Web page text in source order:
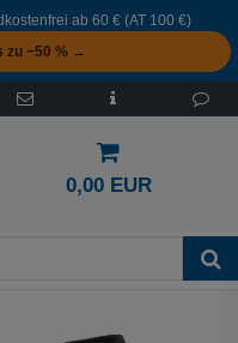
ab 60 € (AT 100 €)
zu −50 % →
0,00 EUR